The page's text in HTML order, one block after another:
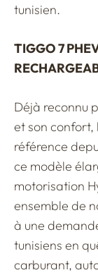
tunisien.
TIGGO 7
Déjà reconnu
et son confort,
référence
ce modèle
motorisation
ensemble de
à une
tunisiens en
carburant,